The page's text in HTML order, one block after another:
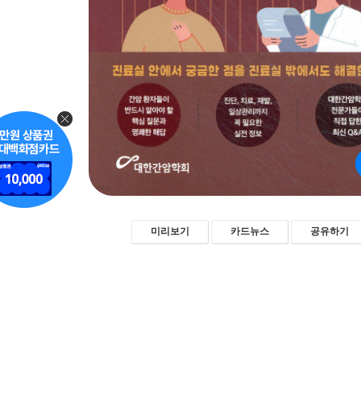
미리보기 카드뉴스 공유하기